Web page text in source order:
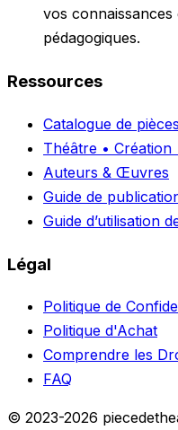
vos
pédagogiques.
Ressources
Catalogue de
Théâtre • Création
Auteurs & Œuvres
Guide de
Guide d’utilisation
Légal
Politique de
Politique d'Achat
Comprendre les
FAQ
© 2023-2026